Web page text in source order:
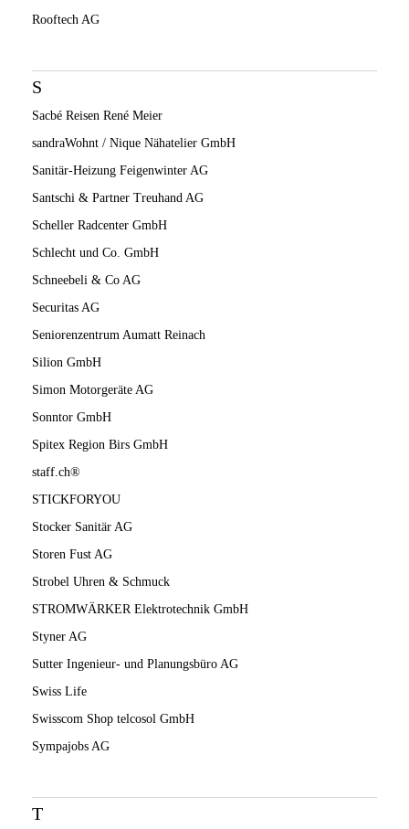
Rooftech AG
S
Sacbé Reisen René Meier
sandraWohnt / Nique Nähatelier GmbH
Sanitär-Heizung Feigenwinter AG
Santschi & Partner Treuhand AG
Scheller Radcenter GmbH
Schlecht und Co. GmbH
Schneebeli & Co AG
Securitas AG
Seniorenzentrum Aumatt Reinach
Silion GmbH
Simon Motorgeräte AG
Sonntor GmbH
Spitex Region Birs GmbH
staff.ch®
STICKFORYOU
Stocker Sanitär AG
Storen Fust AG
Strobel Uhren & Schmuck
STROMWÄRKER Elektrotechnik GmbH
Styner AG
Sutter Ingenieur- und Planungsbüro AG
Swiss Life
Swisscom Shop telcosol GmbH
Sympajobs AG
T